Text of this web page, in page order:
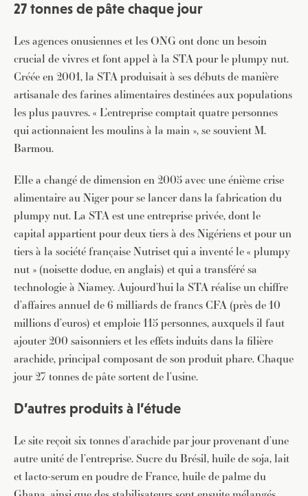
27 tonnes de pâte chaque jour
Les agences onusiennes et les ONG ont donc un besoin
crucial de vivres et font appel à la STA pour le plumpy nut.
Créée en 2001, la STA produisait à ses débuts de manière
artisanale des farines alimentaires destinées aux populations
les plus pauvres. « L’entreprise comptait quatre personnes
qui actionnaient les moulins à la main », se souvient M.
Barmou.
Elle a changé de dimension en 2005 avec une énième crise
alimentaire au Niger pour se lancer dans la fabrication du
plumpy nut. La STA est une entreprise privée, dont le
capital appartient pour deux tiers à des Nigériens et pour un
tiers à la société française Nutriset qui a inventé le « plumpy
nut » (noisette dodue, en anglais) et qui a transféré sa
technologie à Niamey. Aujourd’hui la STA réalise un chiffre
d’affaires annuel de 6 milliards de francs CFA (près de 10
millions d’euros) et emploie 115 personnes, auxquels il faut
ajouter 200 saisonniers et les effets induits dans la filière
arachide, principal composant de son produit phare. Chaque
jour 27 tonnes de pâte sortent de l’usine.
D’autres produits à l’étude
Le site reçoit six tonnes d’arachide par jour provenant d’une
autre unité de l’entreprise. Sucre du Brésil, huile de soja, lait
et lacto-serum en poudre de France, huile de palme du